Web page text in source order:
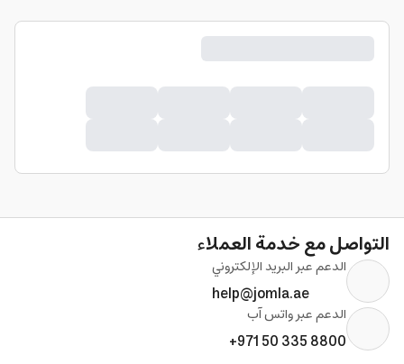
التواصل مع خدمة العملاء
الدعم عبر البريد الإلكتروني
help@jomla.ae
الدعم عبر واتس آب
+971 50 335 8800